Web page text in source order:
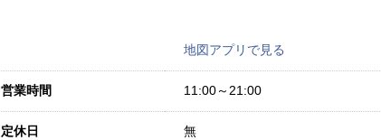
地図アプリで見る
営業時間 11:00～21:00
定休日 無